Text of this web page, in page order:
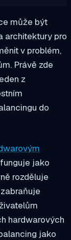
může být
architektury pro
v problém,
Právě zde
z
do
jako
rozděluje
hardwarových
jako